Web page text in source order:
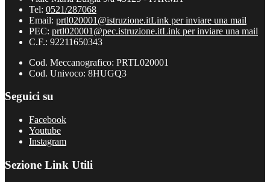
Tel: 0521/287068
Email: prtl020001@istruzione.itLink per inviare una mail
PEC: prtl020001@pec.istruzione.itLink per inviare una mail
C.F.: 92211650343
Cod. Meccanografico: PRTL020001
Cod. Univoco: 8HUGQ3
Seguici su
Facebook
Youtube
Instagram
Sezione Link Utili